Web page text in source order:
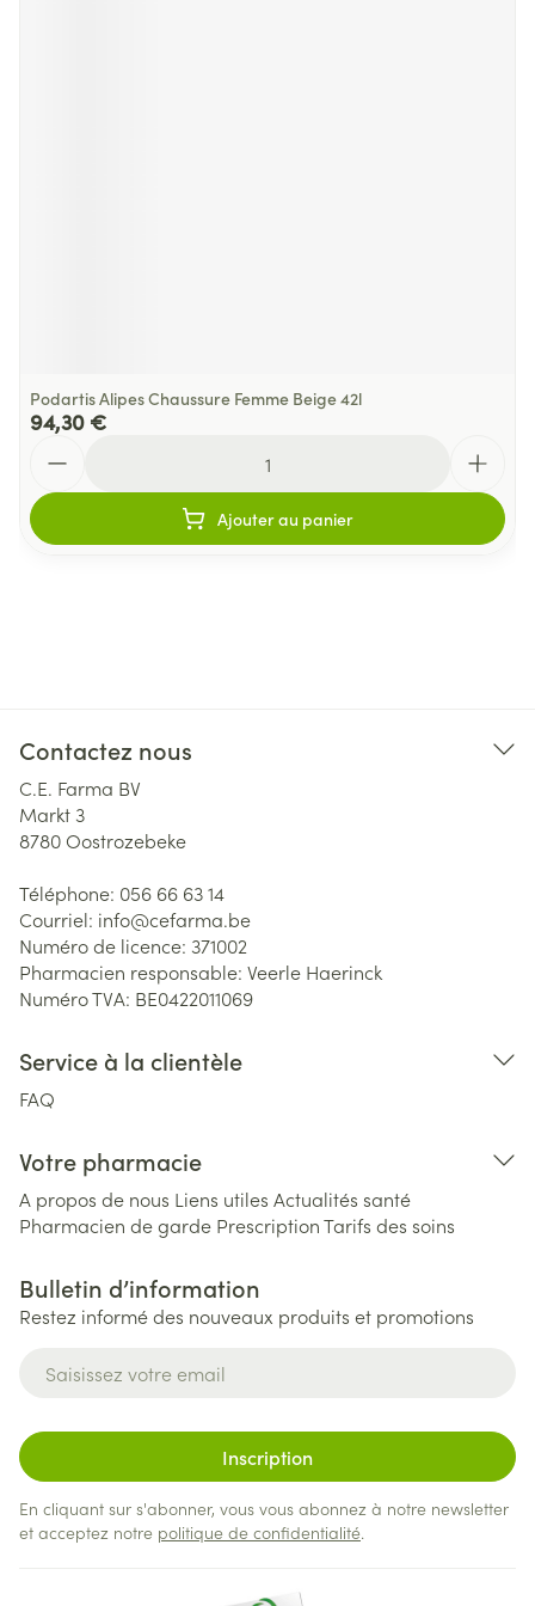
Podartis Alipes Chaussure Femme Beige 42l
94,30 €
Ajouter au panier
Contactez nous
C.E. Farma BV
Markt 3
8780Oostrozebeke
Téléphone: 056 66 63 14
Courriel: info@cefarma.be
Numéro de licence: 371002
Pharmacien responsable: Veerle Haerinck
Numéro TVA: BE0422011069
Service à la clientèle
FAQ
Votre pharmacie
A propos de nous Liens utiles Actualités santé
Pharmacien de garde PrescriptionTarifs des soins
Bulletin d’information
Restez informé des nouveaux produits et promotions
Inscription
En cliquant sur s'abonner, vous vous abonnez à notre newsletter
et acceptez notre politique de confidentialité.